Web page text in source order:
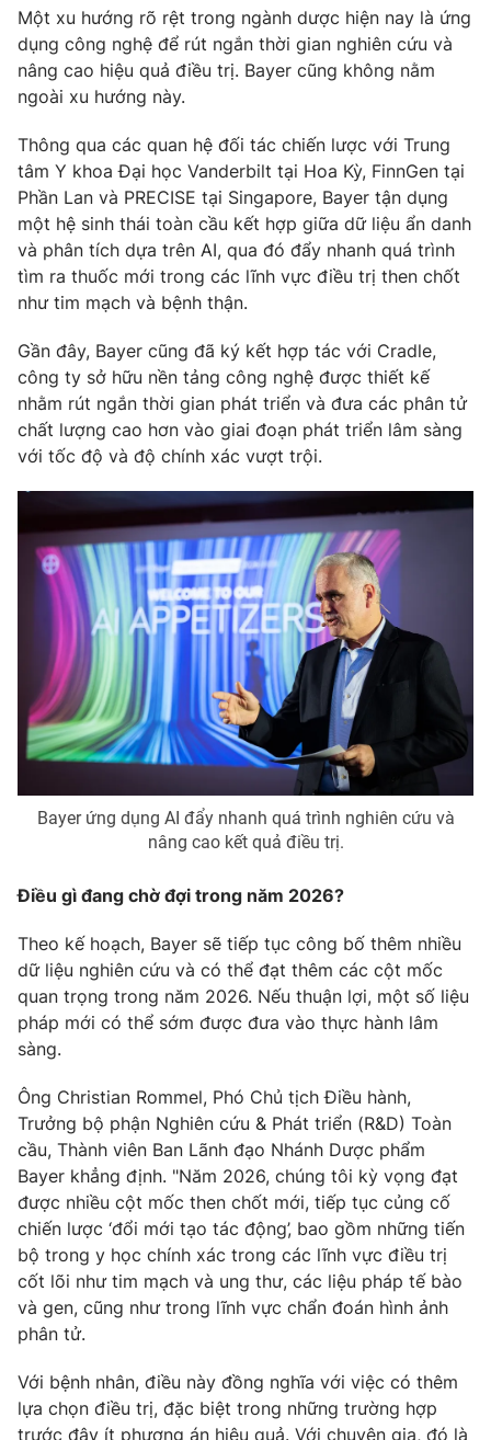
® Cấm sao chép dưới mọi hình thức nếu không có sự chấp
thông tin từ website này.
Một xu hướng rõ rệt trong ngành dược hiện nay là ứng
dụng công nghệ để rút ngắn thời gian nghiên cứu và
nâng cao hiệu quả điều trị. Bayer cũng không nằm
ngoài xu hướng này.
Thông qua các quan hệ đối tác chiến lược với Trung
tâm Y khoa Đại học Vanderbilt tại Hoa Kỳ, FinnGen tại
Phần Lan và PRECISE tại Singapore, Bayer tận dụng
một hệ sinh thái toàn cầu kết hợp giữa dữ liệu ẩn danh
và phân tích dựa trên AI, qua đó đẩy nhanh quá trình
tìm ra thuốc mới trong các lĩnh vực điều trị then chốt
như tim mạch và bệnh thận.
Gần đây, Bayer cũng đã ký kết hợp tác với Cradle,
công ty sở hữu nền tảng công nghệ được thiết kế
nhằm rút ngắn thời gian phát triển và đưa các phân tử
chất lượng cao hơn vào giai đoạn phát triển lâm sàng
với tốc độ và độ chính xác vượt trội.
Bayer ứng dụng AI đẩy nhanh quá trình nghiên cứu và
nâng cao kết quả điều trị.
Điều gì đang chờ đợi trong năm 2026?
Theo kế hoạch, Bayer sẽ tiếp tục công bố thêm nhiều
dữ liệu nghiên cứu và có thể đạt thêm các cột mốc
quan trọng trong năm 2026. Nếu thuận lợi, một số liệu
pháp mới có thể sớm được đưa vào thực hành lâm
sàng.
Ông Christian Rommel, Phó Chủ tịch Điều hành,
Trưởng bộ phận Nghiên cứu & Phát triển (R&D) Toàn
cầu, Thành viên Ban Lãnh đạo Nhánh Dược phẩm
Bayer khẳng định. "Năm 2026, chúng tôi kỳ vọng đạt
được nhiều cột mốc then chốt mới, tiếp tục củng cố
chiến lược ‘đổi mới tạo tác động’, bao gồm những tiến
bộ trong y học chính xác trong các lĩnh vực điều trị
cốt lõi như tim mạch và ung thư, các liệu pháp tế bào
và gen, cũng như trong lĩnh vực chẩn đoán hình ảnh
phân tử.
Với bệnh nhân, điều này đồng nghĩa với việc có thêm
lựa chọn điều trị, đặc biệt trong những trường hợp
trước đây ít phương án hiệu quả. Với chuyên gia, đó là